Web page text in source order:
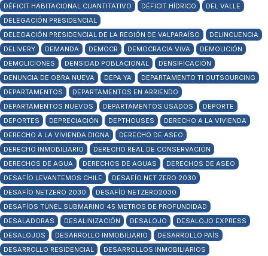
DÉFICIT HABITACIONAL CUANTITATIVO
DÉFICIT HÍDRICO
DEL VALLE
DELEGACIÓN PRESIDENCIAL
DELEGACIÓN PRESIDENCIAL DE LA REGIÓN DE VALPARAÍSO
DELINCUENCIA
DELIVERY
DEMANDA DEMOCR DEMOCRACIA VIVA
DEMOLICIÓN
DEMOLICIONES
DENSIDAD POBLACIONAL
DENSIFICACIÓN
DENUNCIA DE OBRA NUEVA
DEPA YA
DEPARTAMENTO TI OUTSOURCING
DEPARTAMENTOS
DEPARTAMENTOS EN ARRIENDO
DEPARTAMENTOS NUEVOS
DEPARTAMENTOS USADOS
DEPORTE
DEPORTES
DEPRECIACIÓN DEPTHOUSES
DERECHO A LA VIVIENDA
DERECHO A LA VIVIENDA DIGNA
DERECHO DE ASEO
DERECHO INMOBILIARIO
DERECHO REAL DE CONSERVACIÓN
DERECHOS DE AGUA
DERECHOS DE AGUAS
DERECHOS DE ASEO
DESAFÍO LEVANTEMOS CHILE
DESAFÍO NET ZERO 2030
DESAFÍO NETZERO 2030
DESAFÍO NETZERO2030
DESAFÍOS TÚNEL SUBMARINO 45 METROS DE PROFUNDIDAD
DESALADORAS
DESALINIZACIÓN DESALOJO
DESALOJO EXPRESS
DESALOJOS
DESARROLLO INMOBILIARIO
DESARROLLO PAÍS
DESARROLLO RESIDENCIAL
DESARROLLOS INMOBILIARIOS